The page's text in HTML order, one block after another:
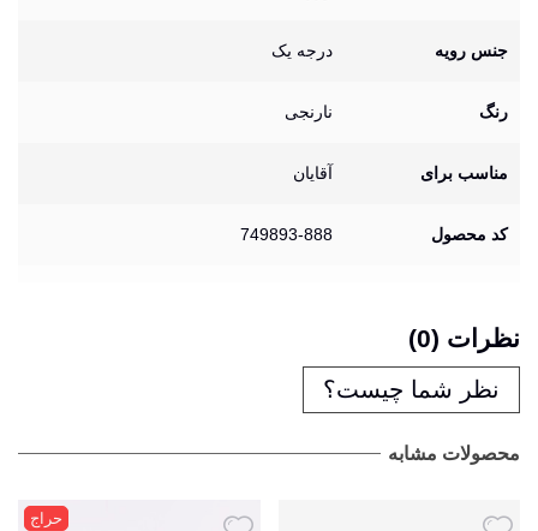
جنس رویه درجه یک
رنگ نارنجی
مناسب برای آقایان
کد محصول 749893-888
نظرات (0)
نظر شما چیست؟
محصولات مشابه
حراج